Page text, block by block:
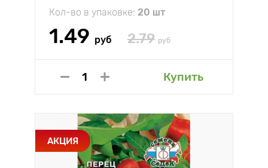
Кол-во в упаковке: 20 шт
1.49 руб 2.79 руб
Купить
АКЦИЯ